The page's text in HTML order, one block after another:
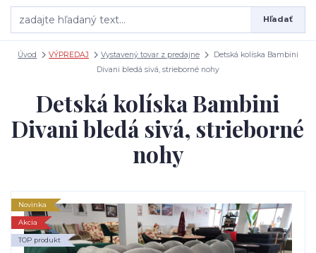
Hľadať
Úvod VÝPREDAJ Vystavený tovar z predajne
Detská kolíska Bambini
Divani bledá sivá, strieborné nohy
Detská kolíska Bambini
Divani bledá sivá, strieborné
nohy
Novinka
Akcia
TOP produkt